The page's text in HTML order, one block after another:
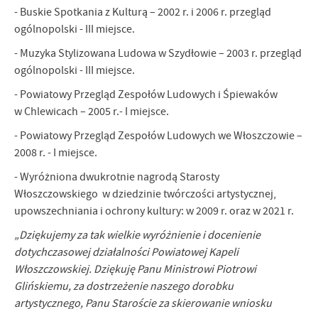
- Buskie Spotkania z Kulturą – 2002 r. i 2006 r. przegląd
ogólnopolski - III miejsce.
- Muzyka Stylizowana Ludowa w Szydłowie – 2003 r. przegląd
ogólnopolski - III miejsce.
- Powiatowy Przegląd Zespołów Ludowych i Śpiewaków
w Chlewicach – 2005 r.- I miejsce.
- Powiatowy Przegląd Zespołów Ludowych we Włoszczowie –
2008 r. - I miejsce.
- Wyróżniona dwukrotnie nagrodą Starosty
Włoszczowskiego w dziedzinie twórczości artystycznej,
upowszechniania i ochrony kultury: w 2009 r. oraz w 2021 r.
„Dziękujemy za tak wielkie wyróżnienie i docenienie
dotychczasowej działalności Powiatowej Kapeli
Włoszczowskiej. Dziękuję Panu Ministrowi Piotrowi
Glińskiemu, za dostrzeżenie naszego dorobku
artystycznego, Panu Staroście za skierowanie wniosku